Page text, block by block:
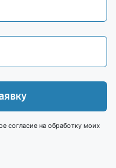
согласие на обработку моих